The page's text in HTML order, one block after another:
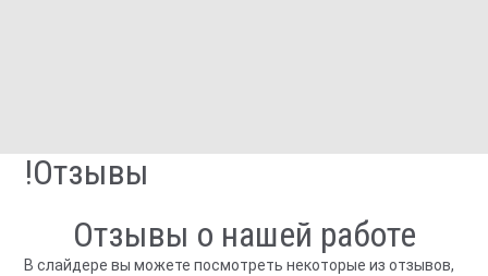
!Отзывы
Отзывы о нашей работе
В слайдере вы можете посмотреть некоторые из отзывов,